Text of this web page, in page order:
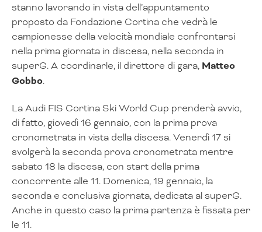
stanno lavorando in vista dell’appuntamento
proposto da Fondazione Cortina che vedrà le
campionesse della velocità mondiale confrontarsi
nella prima giornata in discesa, nella seconda in
superG. A coordinarle, il direttore di gara, Matteo
Gobbo.
La Audi FIS Cortina Ski World Cup prenderà avvio,
di fatto, giovedì 16 gennaio, con la prima prova
cronometrata in vista della discesa. Venerdì 17 si
svolgerà la seconda prova cronometrata mentre
sabato 18 la discesa, con start della prima
concorrente alle 11. Domenica, 19 gennaio, la
seconda e conclusiva giornata, dedicata al superG.
Anche in questo caso la prima partenza è fissata per
le 11.